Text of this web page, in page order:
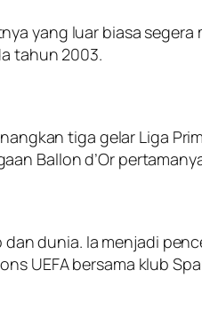
yang luar biasa
tahun 2003.
tiga gelar Liga
Ballon d’Or
dunia. Ia menjadi
UEFA bersama klub